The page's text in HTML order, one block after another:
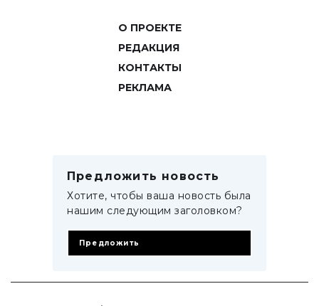
О ПРОЕКТЕ
РЕДАКЦИЯ
КОНТАКТЫ
РЕКЛАМА
Предложить новость
Хотите, чтобы ваша новость была
нашим следующим заголовком?
Предложить